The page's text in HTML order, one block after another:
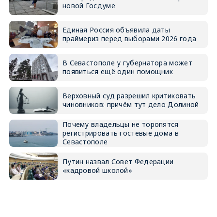
новой Госдуме
Единая Россия объявила даты
праймериз перед выборами 2026 года
В Севастополе у губернатора может
появиться ещё один помощник
Верховный суд разрешил критиковать
чиновников: причём тут дело Долиной
Почему владельцы не торопятся
регистрировать гостевые дома в
Севастополе
Путин назвал Совет Федерации
«кадровой школой»